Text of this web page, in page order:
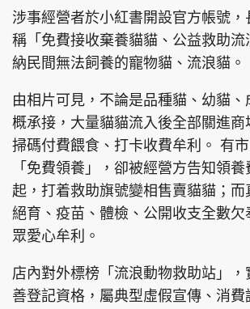
涉事經營者於小紅書開設官方帳號，
稱「免費接收棄養貓貓、公益救助
納民間無法飼養的寵物貓、流浪貓。
由相片可見，不論是品種貓、幼貓
概承接，大量貓貓流入後全部關進商
掃碼付費餵食、打卡收費牟利。 有
「免費領養」，卻被經營方告知領
起，打着救助旗號變相售賣貓貓；而
絕育、疫苗、體檢、公開收支全數欠
眾愛心牟利。
店內對外標榜「流浪動物救助站」，
善登記資格，屬典型虛假宣傳、消